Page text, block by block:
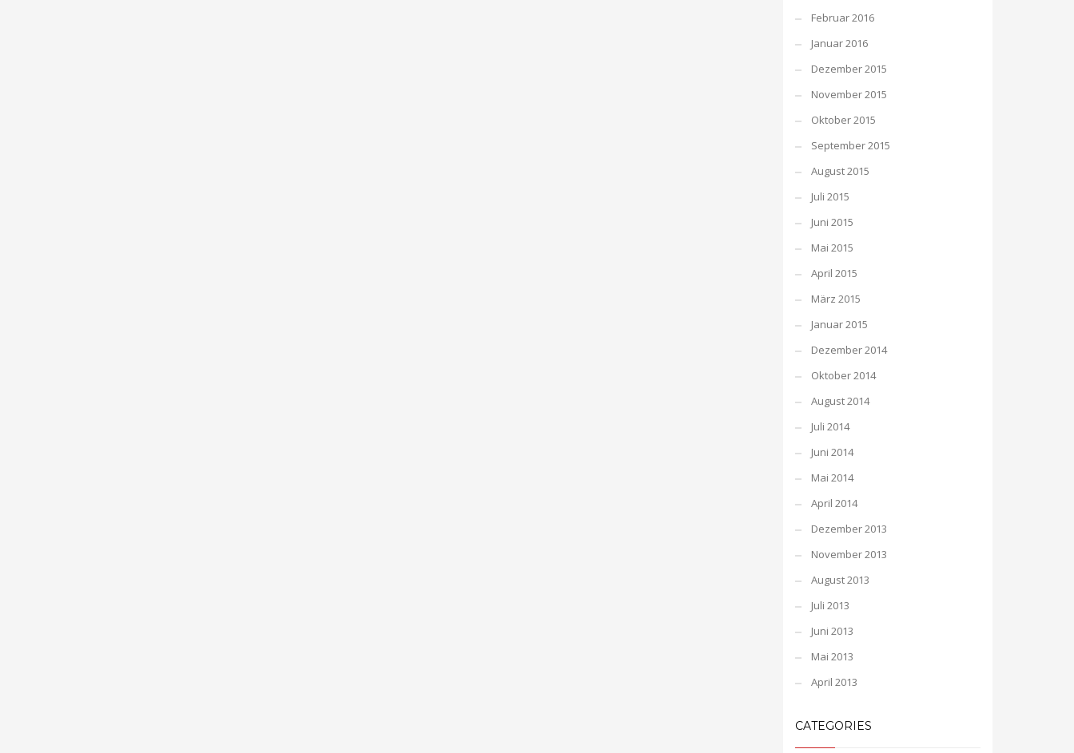
Februar 2016
Januar 2016
Dezember 2015
November 2015
Oktober 2015
September 2015
August 2015
Juli 2015
Juni 2015
Mai 2015
April 2015
März 2015
Januar 2015
Dezember 2014
Oktober 2014
August 2014
Juli 2014
Juni 2014
Mai 2014
April 2014
Dezember 2013
November 2013
August 2013
Juli 2013
Juni 2013
Mai 2013
April 2013
CATEGORIES